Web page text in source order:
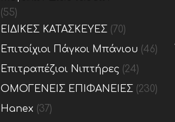
(55)
ΕΙΔΙΚΕΣ ΚΑΤΑΣΚΕΥΕΣ (70)
Επιτοίχιοι Πάγκοι Μπάνιου (46)
Επιτραπέζιοι Νιπτήρες (24)
ΟΜΟΓΕΝΕΙΣ ΕΠΙΦΑΝΕΙΕΣ (230)
Hanex (37)